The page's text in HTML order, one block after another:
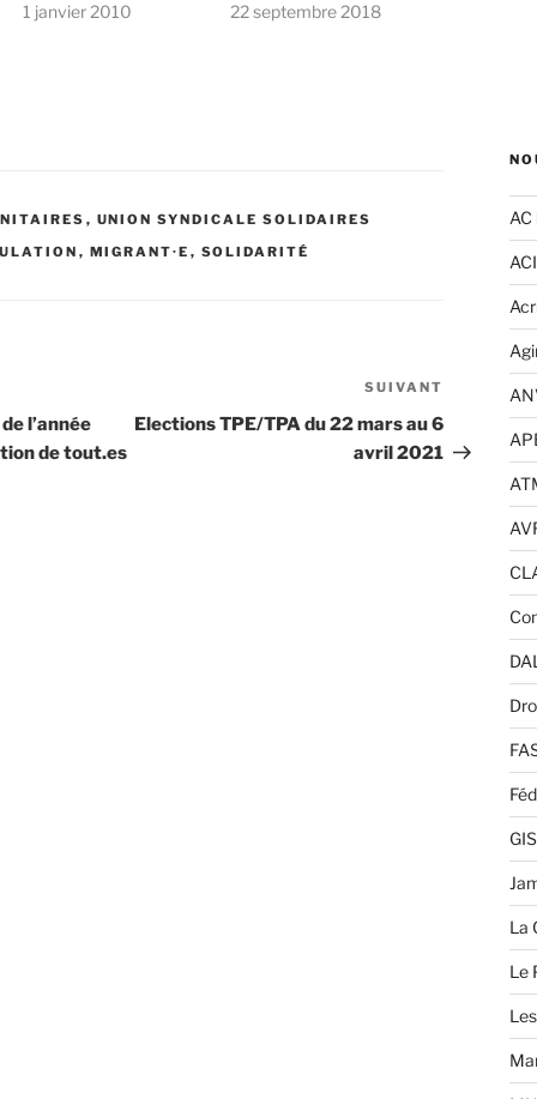
1 janvier 2010
22 septembre 2018
, UNION SYNDICALE SOLIDAIRES
, MIGRANT·E , SOLIDARITÉ
l’année
de tout.es
suivant
SUIVANT
Elections TPE/TPA du 22 mars au 6
avril 2021
AC
La
Le